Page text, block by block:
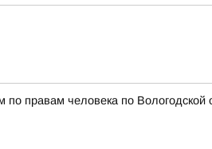
правам человека по Вологодской